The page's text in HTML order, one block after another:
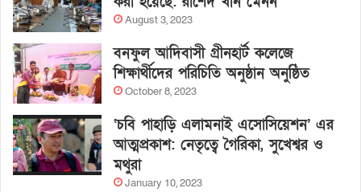
August 3, 2023
বনফুল আদিবাসী গ্রীনহার্ট কলেজে
শিক্ষার্থীদের পরিচিতি অনুষ্ঠান অনুষ্ঠিত
October 8, 2023
‘চবি পাহাড়ি এলামনাই এসোসিয়েশন’ এর
আত্মপ্রকাশ: নেতৃত্বে গৈরিকা, সুখেশ্বর ও
মথুরা
January 10, 2023